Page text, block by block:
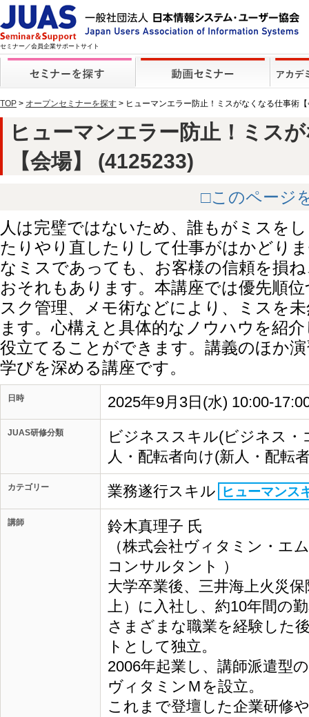
セミナー／会員企業サポートサイト
TOP > オープンセミナーを探す > ヒューマンエラー防止！ミスがなくなる仕事術
ヒューマンエラー防止！ミス
【会場】 (4125233)
□このページ
人は完璧ではないため、誰もがミスを
たりやり直したりして仕事がはかどり
なミスであっても、お客様の信頼を損
おそれもあります。本講座では優先順
スク管理、メモ術などにより、ミスを
ます。心構えと具体的なノウハウを紹
役立てることができます。講義のほか
学びを深める講座です。
日時 2025年9月3日(水) 10:00-
JUAS研修分類
ビジネススキル(ビジネス
人・配転者向け(新人・配転
カテゴリー 業務遂行スキル ヒューマンス
講師
鈴木真理子 氏
（株式会社ヴィタミン・
コンサルタント ）
大学卒業後、三井海上火災
上）に入社し、約10年間の
さまざまな職業を経験した
トとして独立。
2006年起業し、講師派遣型
ヴィタミンＭを設立。
これまで登壇した企業研修